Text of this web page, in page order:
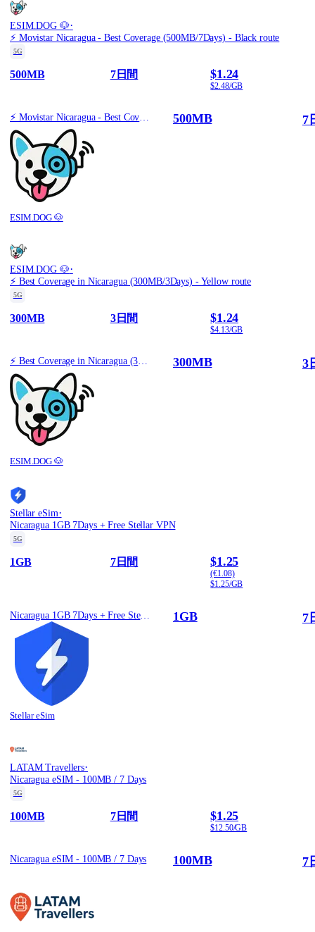
ESIM.DOG 🐶·
⚡️ Movistar Nicaragua - Best Coverage (500MB/7Days) - Black route
5G
500MB 7日間 $1.24
$2.48/GB
ESIM.DOG 🐶
500MB 7
ESIM.DOG 🐶·
⚡️ Best Coverage in Nicaragua (300MB/3Days) - Yellow route
5G
300MB 3日間 $1.24
$4.13/GB
ESIM.DOG 🐶
300MB 3
Stellar eSim·
Nicaragua 1GB 7Days + Free Stellar VPN
5G
1GB 7日間 $1.25
(€1.08)
$1.25/GB
Nicaragua 1GB 7Days + Free Stellar VPN
Stellar eSim
1GB 7
LATAM Travellers·
Nicaragua eSIM - 100MB / 7 Days
5G
100MB 7日間 $1.25
$12.50/GB
Nicaragua eSIM - 100MB / 7 Days 100MB 7